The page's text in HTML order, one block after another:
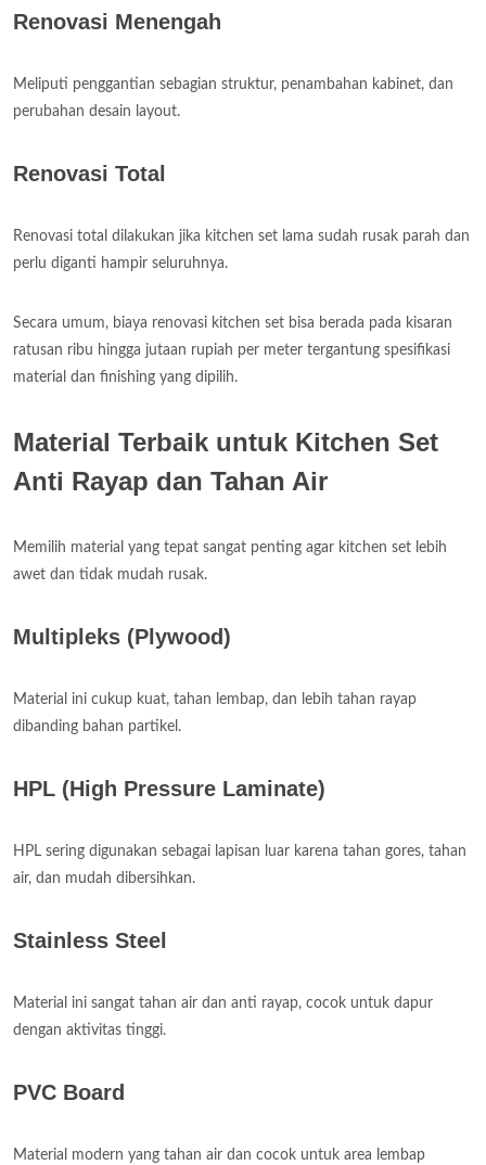
Renovasi Menengah
Meliputi penggantian sebagian struktur, penambahan kabinet, dan
perubahan desain layout.
Renovasi Total
Renovasi total dilakukan jika kitchen set lama sudah rusak parah dan
perlu diganti hampir seluruhnya.
Secara umum, biaya renovasi kitchen set bisa berada pada kisaran
ratusan ribu hingga jutaan rupiah per meter tergantung spesifikasi
material dan finishing yang dipilih.
Material Terbaik untuk Kitchen Set
Anti Rayap dan Tahan Air
Memilih material yang tepat sangat penting agar kitchen set lebih
awet dan tidak mudah rusak.
Multipleks (Plywood)
Material ini cukup kuat, tahan lembap, dan lebih tahan rayap
dibanding bahan partikel.
HPL (High Pressure Laminate)
HPL sering digunakan sebagai lapisan luar karena tahan gores, tahan
air, dan mudah dibersihkan.
Stainless Steel
Material ini sangat tahan air dan anti rayap, cocok untuk dapur
dengan aktivitas tinggi.
PVC Board
Material modern yang tahan air dan cocok untuk area lembap